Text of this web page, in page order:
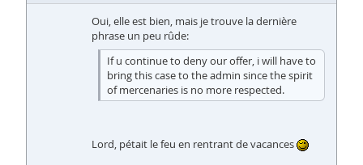
Oui, elle est bien, mais je trouve la dernière
phrase un peu rûde:
If u continue to deny our offer, i will have to
bring this case to the admin since the spirit
of mercenaries is no more respected.
Lord, pétait le feu en rentrant de vacances